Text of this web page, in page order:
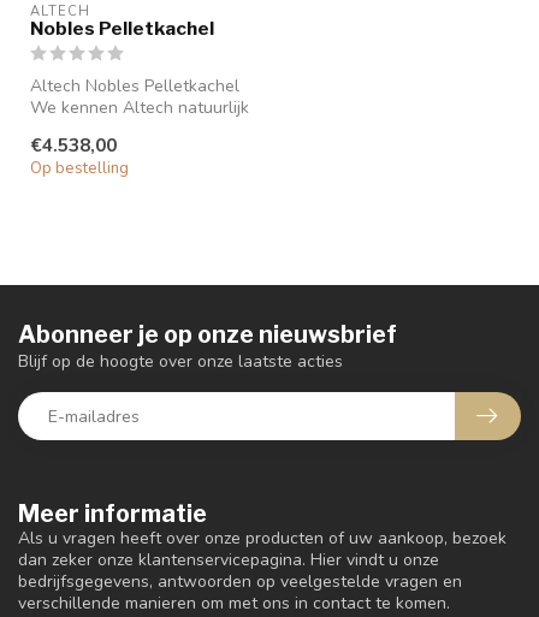
ALTECH
Nobles Pelletkachel
Altech Nobles Pelletkachel
We kennen Altech natuurlijk
houtkach...
€4.538,00
Op bestelling
Meer informatie
Als u vragen heeft over onze producten of uw aankoop, bezoek
dan zeker onze klantenservicepagina. Hier vindt u onze
bedrijfsgegevens, antwoorden op veelgestelde vragen en
verschillende manieren om met ons in contact te komen.
Abonneer je op onze nieuwsbrief
Blijf op de hoogte over onze laatste acties